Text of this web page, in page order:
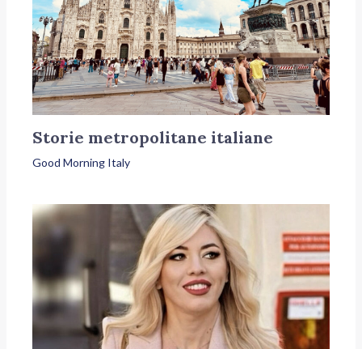
Storie metropolitane italiane
Good Morning Italy